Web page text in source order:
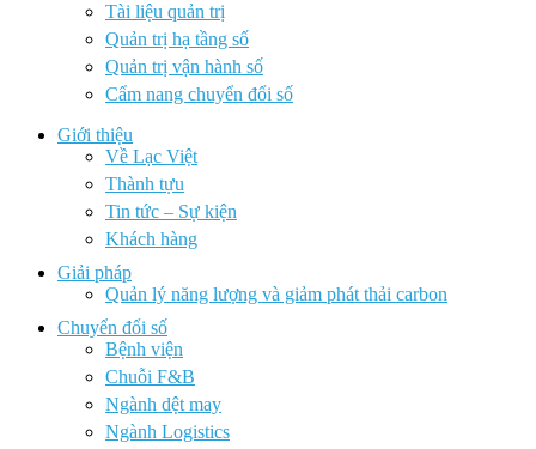
Tài liệu quản trị
Quản trị hạ tầng số
Quản trị vận hành số
Cẩm nang chuyển đổi số
Giới thiệu
Về Lạc Việt
Thành tựu
Tin tức – Sự kiện
Khách hàng
Giải pháp
Quản lý năng lượng và giảm phát thải carbon
Chuyển đổi số
Bệnh viện
Chuỗi F&B
Ngành dệt may
Ngành Logistics